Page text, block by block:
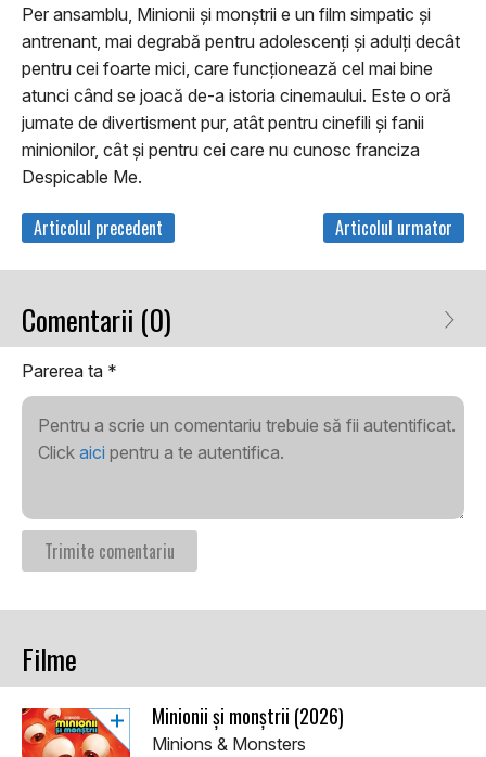
Per ansamblu, Minionii și monștrii e un film simpatic și
antrenant, mai degrabă pentru adolescenți și adulți decât
pentru cei foarte mici, care funcționează cel mai bine
atunci când se joacă de-a istoria cinemaului. Este o oră
jumate de divertisment pur, atât pentru cinefili și fanii
minionilor, cât și pentru cei care nu cunosc franciza
Despicable Me.
Articolul precedent Articolul urmator
Comentarii (0)
Parerea ta *
Pentru a scrie un comentariu trebuie să fii autentificat.
Click aici pentru a te autentifica.
Filme
Minionii și monștrii (2026)
Minions & Monsters